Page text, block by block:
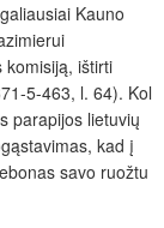
Kauno
komisiją, ištirti
5-463, l. 64). Kol
parapijos lietuvių
kad į
savo ruožtu